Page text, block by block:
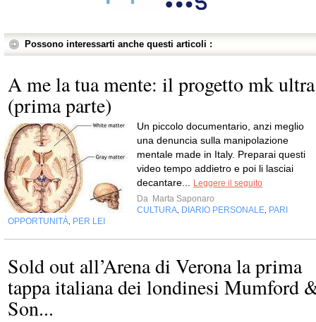
Possono interessarti anche questi articoli :
A me la tua mente: il progetto mk ultra
(prima parte)
Un piccolo documentario, anzi meglio
una denuncia sulla manipolazione
mentale made in Italy. Preparai questi
video tempo addietro e poi li lasciai
decantare...
Leggere il seguito
Da Marta Saponaro
CULTURA DIARIO PERSONALE PARI
OPPORTUNITÀ PER LEI
Sold out all’Arena di Verona la prima
tappa italiana dei londinesi Mumford
Son...